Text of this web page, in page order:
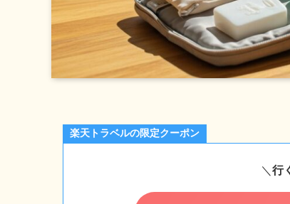
楽天トラベルの限定クーポン
＼ 行